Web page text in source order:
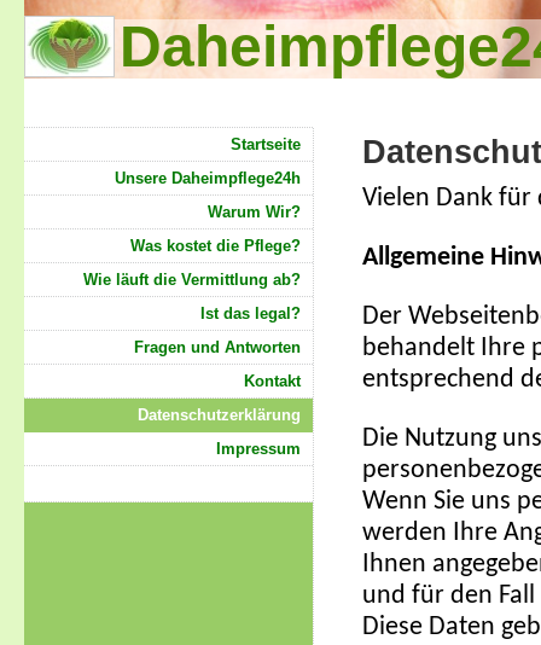
Vielen Dank für
Allgemeine
Der
behandelt Ihre
entsprechend
Die Nutzung
Wenn Sie uns
werden Ihre
Ihnen
und für den
Diese Daten
Startseite
Unsere Daheimpflege24h
Warum Wir?
Was kostet die Pflege?
Wie läuft die Vermittlung ab?
Ist das legal?
Fragen und Antworten
Kontakt
Datenschutzerklärung
Impressum